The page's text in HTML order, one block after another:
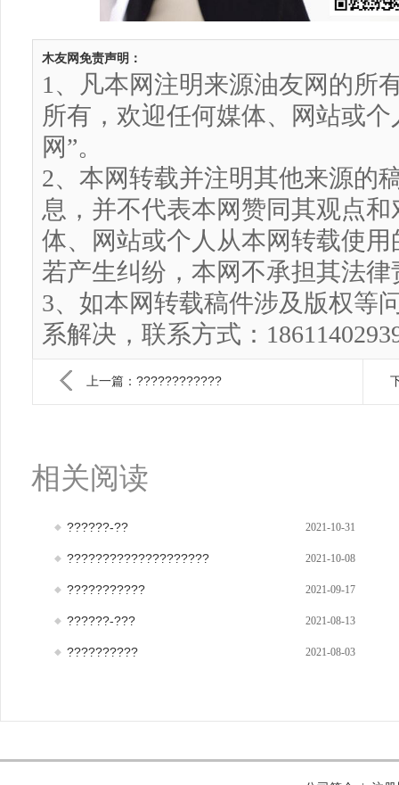
木友网免责声明：
1、凡本网注明来源油友网的所
所有，欢迎任何媒体、网站或
网”。
2、本网转载并注明其他来源的
息，并不代表本网赞同其观点
体、网站或个人从本网转载使
若产生纠纷，本网不承担其法律
3、如本网转载稿件涉及版权等
系解决，联系方式：
上一篇：????????????
相关阅读
??????-?? 2021-10-31
???????????????????? 2021-10-08
??????????? 2021-09-17
??????-??? 2021-08-13
?????????? 2021-08-03